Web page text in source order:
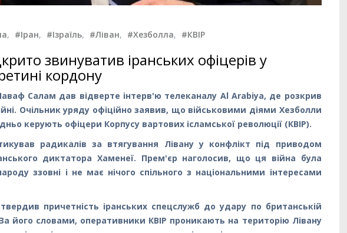
, #Іран, #Ізраїль, #Ліван, #Хезболла, #КВІР
звинуватив іранських офіцерів у
кордону
Салам дав відверте інтерв'ю телеканалу Al Arabiya, де розкрив
Очільник уряду офіційно заявив, що військовими діями Хезболли
керують офіцери Корпусу вартових ісламської революції (КВІР).
радикалів за втягування Лівану у конфлікт під приводом
диктатора Хаменеї. Прем'єр наголосив, що ця війна була
ззовні і не має нічого спільного з національними інтересами
причетність іранських спецслужб до удару по британській
За його словами, оперативники КВІР проникають на територію Лівану